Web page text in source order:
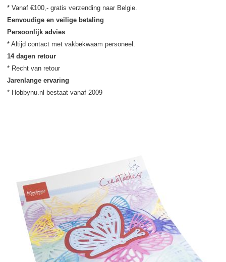
Eenvoudige en veilige betaling
Persoonlijk advies
14 dagen retour
Jarenlange ervaring
* Hobbynu.nl bestaat vanaf 2009